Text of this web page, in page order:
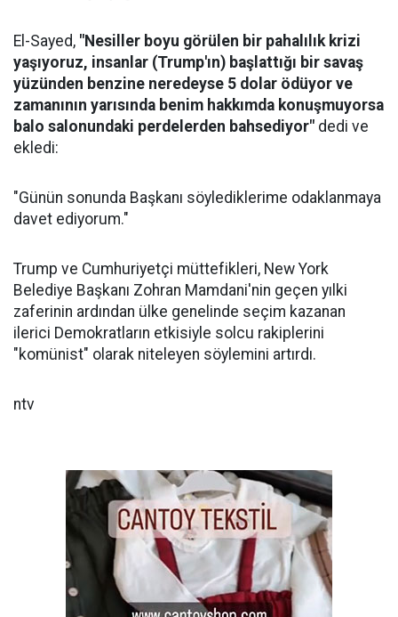
El-Sayed, "Nesiller boyu görülen bir pahalılık krizi
yaşıyoruz, insanlar (Trump'ın) başlattığı bir savaş
yüzünden benzine neredeyse 5 dolar ödüyor ve
zamanının yarısında benim hakkımda konuşmuyorsa
balo salonundaki perdelerden bahsediyor" dedi ve
ekledi:
"Günün sonunda Başkanı söylediklerime odaklanmaya
davet ediyorum."
Trump ve Cumhuriyetçi müttefikleri, New York
Belediye Başkanı Zohran Mamdani'nin geçen yılki
zaferinin ardından ülke genelinde seçim kazanan
ilerici Demokratların etkisiyle solcu rakiplerini
"komünist" olarak niteleyen söylemini artırdı.
ntv